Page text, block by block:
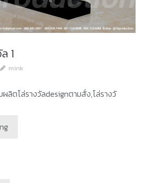
1
mink
ผลิตโล่รางวัลdesignตามสั่ง,โล่รางวั